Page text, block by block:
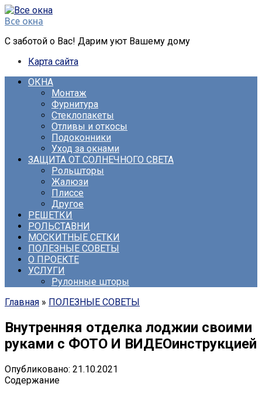
Перейти
к
Все окна
С заботой о Вас! Дарим уют Вашему дому
Карта сайта
ОКНА
Монтаж
Фурнитура
Стеклопакеты
Отливы и откосы
Подоконники
Уход за окнами
ЗАЩИТА ОТ СОЛНЕЧНОГО СВЕТА
Рольшторы
Жалюзи
Плиссе
Другое
РЕШЕТКИ
РОЛЬСТАВНИ
МОСКИТНЫЕ СЕТКИ
ПОЛЕЗНЫЕ СОВЕТЫ
О ПРОЕКТЕ
УСЛУГИ
Рулонные шторы
Главная » ПОЛЕЗНЫЕ СОВЕТЫ
Внутренняя отделка лоджии своими
руками с ФОТО И ВИДЕОинструкцией
Опубликовано: 21.10.2021
Содержание